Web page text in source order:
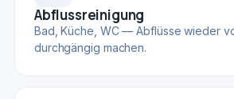
Abflussreinigung
Bad, Küche, WC — Abflüsse wieder
durchgängig machen.